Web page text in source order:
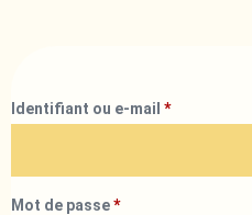
Identifiant ou e-mail *
Mot de passe*